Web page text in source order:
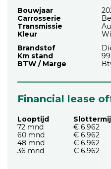
Bouwjaar
Carrosserie
Transmissie
Kleur
Brandstof
Km stand
BTW / Marge
Financial lease
Looptijd
72 mnd
60 mnd
48 mnd
36 mnd
€ 6.962
€ 6.962
€ 6.962
€ 6.962